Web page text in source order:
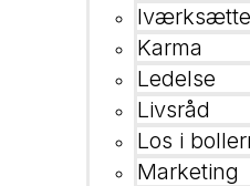
Karma
Ledelse
Livsråd
Los i
Marketing